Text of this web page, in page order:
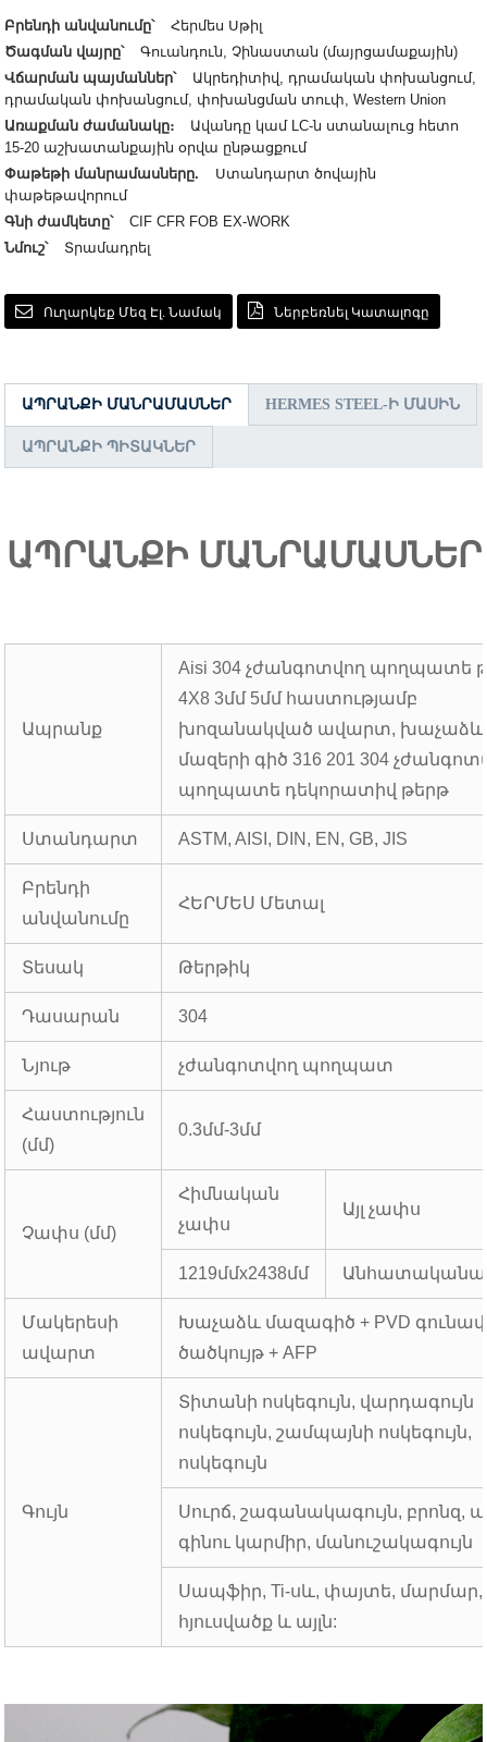
Բրենդի անվանումը՝
Հերմես Սթիլ
Ծագման վայրը՝
Գուանդուն, Չինաստան (մայրցամաքային)
Վճարման պայմաններ՝
Ակրեդիտիվ, դրամական փոխանցում,
դրամական փոխանցում, փոխանցման տուփ, Western Union
Առաքման ժամանակը։
Ավանդը կամ LC-ն ստանալուց հետո
15-20 աշխատանքային օրվա ընթացքում
Փաթեթի մանրամասները.
Ստանդարտ ծովային
փաթեթավորում
Գնի ժամկետը՝
CIF CFR FOB EX-WORK
Նմուշ՝
Տրամադրել
Ուղարկեք Մեզ Էլ. Նամակ Ներբեռնել Կատալոգը
ԱՊՐԱՆՔԻ ՄԱՆՐԱՄԱՍՆԵՐ HERMES STEEL-Ի ՄԱՍԻՆ
ԱՊՐԱՆՔԻ ՊԻՏԱԿՆԵՐ
ԱՊՐԱՆՔԻ ՄԱՆՐԱՄԱՍՆԵՐ
Ապրանք
Aisi 304 չժանգոտվող պողպատե
4X8 3մմ 5մմ հաստությամբ
խոզանակված ավարտ, խաչաձև
մազերի գիծ 316 201 304
պողպատե դեկորատիվ թերթ
Ստանդարտ ASTM, AISI, DIN, EN, GB, JIS
Բրենդի
անվանումը
ՀԵՐՄԵՍ Մետալ
Տեսակ Թերթիկ
Դասարան 304
Նյութ չժանգոտվող պողպատ
Հաստություն
(մմ)
0.3մմ-3մմ
Չափս (մմ)
Հիմնական
չափս
Այլ չափս
1219մմx2438մմ
Մակերեսի
ավարտ
Խաչաձև մազագիծ + PVD
ծածկույթ + AFP
Գույն
Տիտանի ոսկեգույն, վարդագույն
ոսկեգույն, շամպայնի ոսկեգույն,
ոսկեգույն
Սուրճ, շագանակագույն, բրոնզ,
գինու կարմիր, մանուշակագույն
Սապֆիր, Ti-սև, փայտե, մարմար,
հյուսվածք և այլն: